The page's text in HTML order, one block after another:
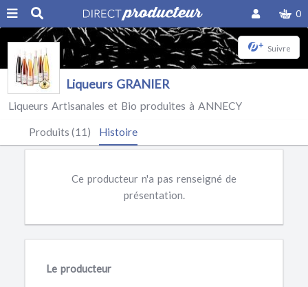
0
+ Suivre
Liqueurs GRANIER
Liqueurs Artisanales et Bio produites à ANNECY
Produits (11) Histoire
Ce producteur n'a pas renseigné de
présentation.
Le producteur